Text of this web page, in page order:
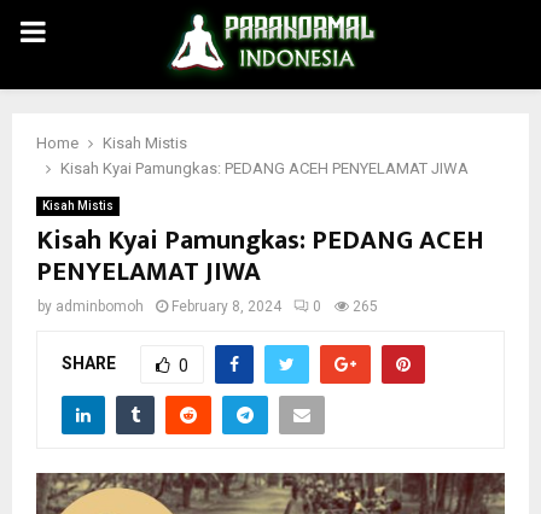
PRIMARY
MENU
Home
Kisah Mistis
Kisah Kyai Pamungkas: PEDANG ACEH PENYELAMAT JIWA
Kisah Mistis
Kisah Kyai Pamungkas: PEDANG ACEH
PENYELAMAT JIWA
by adminbomoh February 8, 2024 0 265
SHARE 0